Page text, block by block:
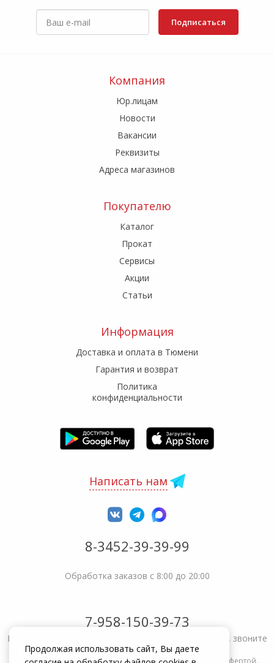
Подписаться
Компания
Юр.лицам
Новости
Вакансии
Реквизиты
Адреса магазинов
Покупателю
Каталог
Прокат
Сервисы
Акции
Статьи
Информация
Доставка и оплата в Тюмени
Гарантия и возврат
Политика
конфиденциальности
Написать нам
8-3452-39-39-99
Обработка заказов с 8:00 до 20:00
7-958-150-39-73
Не получается решить вопрос или возникла жалоба, звоните
Информация на сайте zakrepi.ru не является публичной офертой.
Продолжая использовать сайт, Вы даете